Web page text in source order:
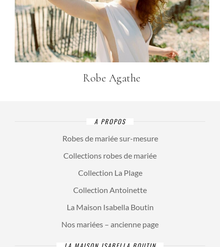
Robe Agathe
A PROPOS
Robes de mariée sur-mesure
Collections robes de mariée
Collection La Plage
Collection Antoinette
La Maison Isabella Boutin
Nos mariées – ancienne page